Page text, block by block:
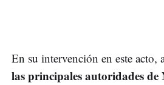
En su intervención en este acto,
las principales autoridades de